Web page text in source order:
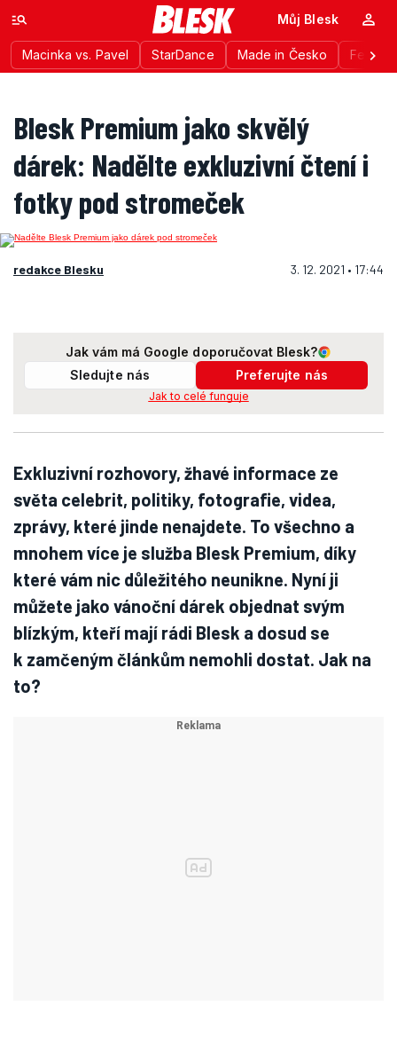
Macinka vs. Pavel StarDance Made in Česko
Můj Blesk
Blesk Premium jako skvělý
dárek: Nadělte exkluzivní čtení i
fotky pod stromeček
redakce Blesku 3. 12. 2021 • 17:44
Jak vám má Google doporučovat Blesk?
Sledujte nás
Preferujte nás
Jak to celé funguje
Exkluzivní rozhovory, žhavé informace ze
světa celebrit, politiky, fotografie, videa,
zprávy, které jinde nenajdete. To všechno a
mnohem více je služba Blesk Premium, díky
které vám nic důležitého neunikne. Nyní ji
můžete jako vánoční dárek objednat svým
blízkým, kteří mají rádi Blesk a dosud se
k zamčeným článkům nemohli dostat. Jak na
to?